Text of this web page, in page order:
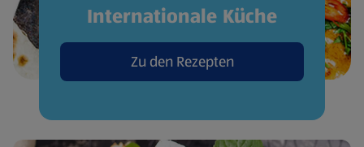
Internationale Küche
Zu den Rezepten